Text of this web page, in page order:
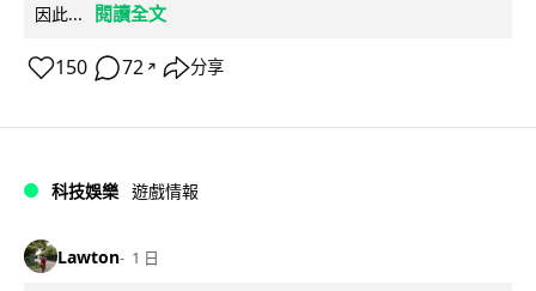
因此...
閱讀全文
150 72 ↗ 分享
科技娛樂 遊戲情報
Lawton 1 日